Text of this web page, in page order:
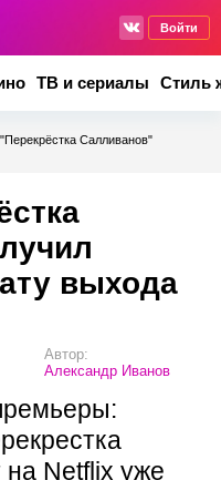
Войти
ТВ и сериалы Стиль
Салливанов"
выхода
Автор:
Александр Иванов
Netflix уже